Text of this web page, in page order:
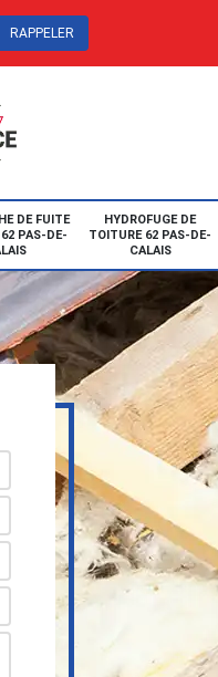
DE FUITE
PAS-DE-
HYDROFUGE DE
TOITURE 62 PAS-DE-
CALAIS